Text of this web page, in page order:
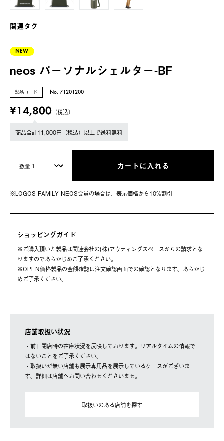
関連タグ
NEW
neos パーソナルシェルター-BF
製品コード No. 71201200
¥14,800 （税込）
商品合計11,000円（税込）以上で送料無料
カートに入れる
※LOGOS FAMILY NEOS会員の場合は、表⽰価格から10%割引
ショッピングガイド
※ご購⼊頂いた製品は関連会社の(株)アウティングスペースからの請求とな
りますのであらかじめご了承ください。
※OPEN価格製品の⾦額確認は注⽂確認画⾯での確認となります。あらかじ
めご了承ください。
店舗取扱い状況
・前日閉店時の在庫状況を反映しております。リアルタイムの情報で
はないことをご了承ください。
・取扱いが無い店舗も展示専用品を展示しているケースがございま
す。詳細は店舗へお問い合わせくださいませ。
取扱いのある店舗を探す